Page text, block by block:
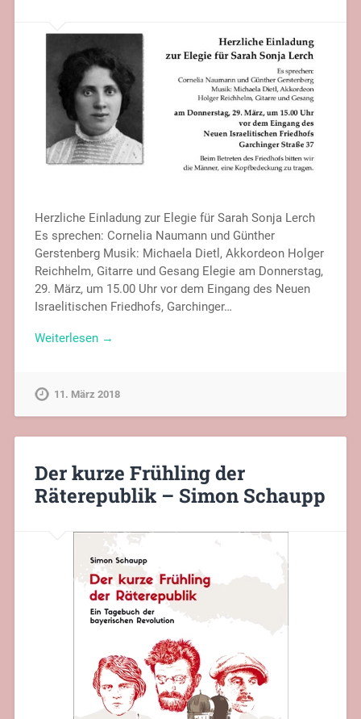
Herzliche Einladung zur Elegie für Sarah Sonja Lerch
Es sprechen: Cornelia Naumann und Günther
Gerstenberg Musik: Michaela Dietl, Akkordeon Holger
Reichhelm, Gitarre und Gesang Elegie am Donnerstag,
29. März, um 15.00 Uhr vor dem Eingang des Neuen
Israelitischen Friedhofs, Garchinger…
Weiterlesen →
11. März 2018
Der kurze Frühling der
Räterepublik – Simon Schaupp